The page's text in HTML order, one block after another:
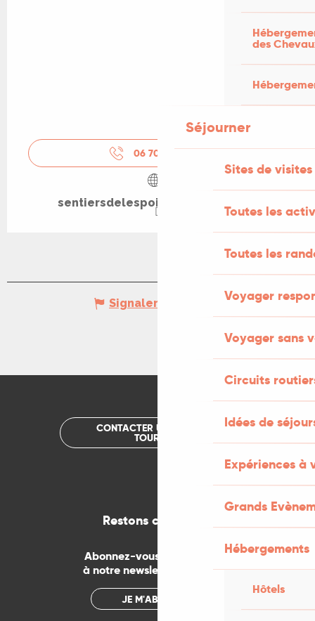
des
Séjourner
Sites de visites
Toutes les
Toutes les
Voyager
Voyager sans
Circuits
Idées de
Expériences à
Grands
Hébergements
Hôtels
06 70 02 38▒▒
sentiersdelespoir.wordpress.com
Signaler une erreur
CONTACTER UN OFFICE DE
TOURISME
Restons connectés
Abonnez-vous gratuitement
à notre newsletter mensuelle
JE M'ABONNE